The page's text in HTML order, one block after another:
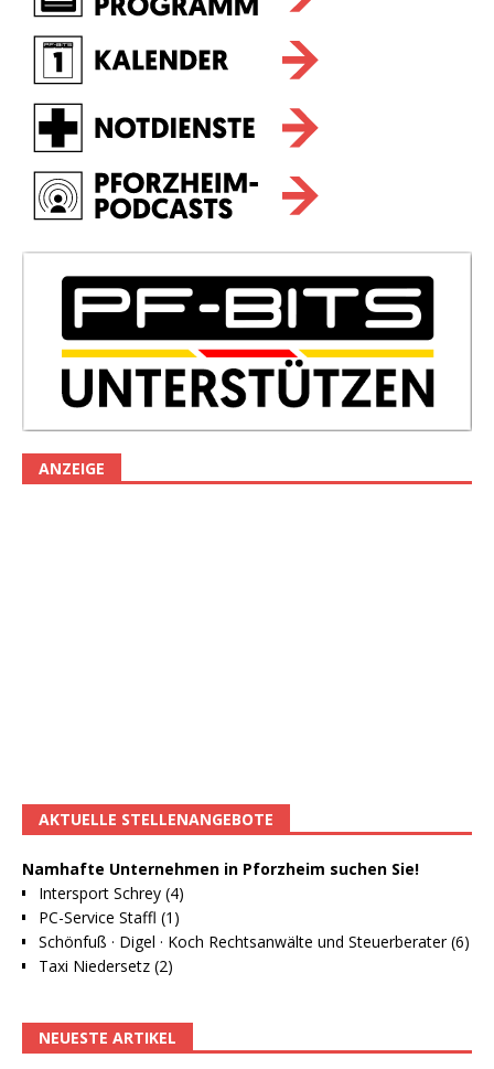
ANZEIGE
AKTUELLE STELLENANGEBOTE
Namhafte Unternehmen in Pforzheim suchen Sie!
Intersport Schrey (4)
PC-Service Staffl (1)
Schönfuß · Digel · Koch Rechtsanwälte und Steuerberater (6)
Taxi Niedersetz (2)
NEUESTE ARTIKEL